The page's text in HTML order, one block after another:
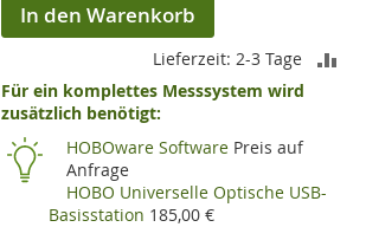
In den Warenkorb
Lieferzeit: 2-3 Tage
Für ein komplettes Messsystem wird
zusätzlich benötigt:
HOBOware Software Preis auf
Anfrage
HOBO Universelle Optische USB-
Basisstation 185,00 €